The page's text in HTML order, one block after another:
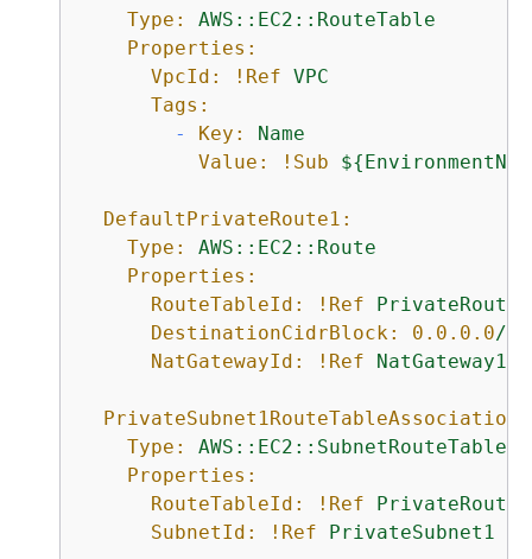
Type:
AWS::EC2::RouteTable
Properties:
VpcId:
!Ref VPC
Tags:
-
Key:
Name
Value:
!Sub ${
DefaultPrivateRoute1:
Type:
AWS::EC2::Route
Properties:
RouteTableId:
!Ref
DestinationCidrBlock:
0.0 .0 .0/0
NatGatewayId:
!Ref NatGateway1
PrivateSubnet1RouteTableAssociation:
Type:
Properties:
RouteTableId:
!Ref
SubnetId:
!Ref PrivateSubnet1